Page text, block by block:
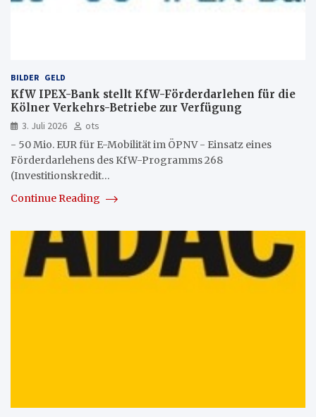
BILDER GELD
KfW IPEX-Bank stellt KfW-Förderdarlehen für die
Kölner Verkehrs-Betriebe zur Verfügung
3. Juli 2026
ots
- 50 Mio. EUR für E-Mobilität im ÖPNV - Einsatz eines
Förderdarlehens des KfW-Programms 268
(Investitionskredit…
Continue Reading